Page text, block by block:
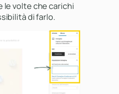
le volte che carichi
di farlo.